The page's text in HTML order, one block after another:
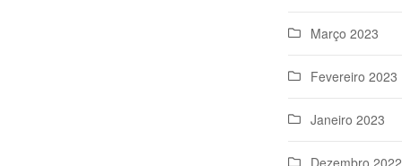
Março 2023
Fevereiro 2023
Janeiro 2023
Dezembro 2022